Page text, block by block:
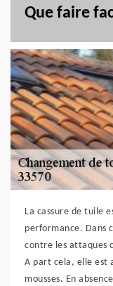
Que faire
La cassure de tuile
performance. Dans
contre les attaques
A part cela, elle est
mousses. En